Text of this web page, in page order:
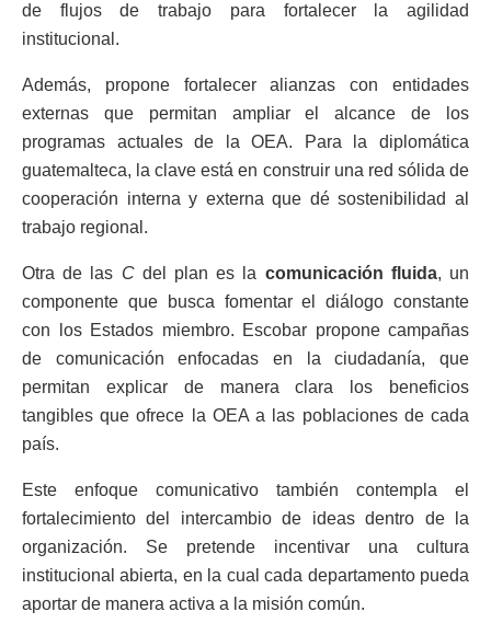
de flujos de trabajo para fortalecer la agilidad
institucional.
Además, propone fortalecer alianzas con entidades
externas que permitan ampliar el alcance de los
programas actuales de la OEA. Para la diplomática
guatemalteca, la clave está en construir una red sólida de
cooperación interna y externa que dé sostenibilidad al
trabajo regional.
Otra de las Cdel plan es la comunicación fluida, un
componente que busca fomentar el diálogo constante
con los Estados miembro. Escobar propone campañas
de comunicación enfocadas en la ciudadanía, que
permitan explicar de manera clara los beneficios
tangibles que ofrece la OEA a las poblaciones de cada
país.
Este enfoque comunicativo también contempla el
fortalecimiento del intercambio de ideas dentro de la
organización. Se pretende incentivar una cultura
institucional abierta, en la cual cada departamento pueda
aportar de manera activa a la misión común.